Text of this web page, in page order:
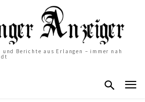
Berichte aus Erlangen – immer nah